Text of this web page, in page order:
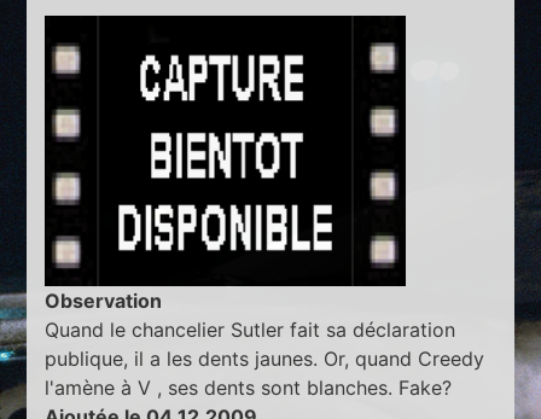
Observation
Quand le chancelier Sutler fait sa déclaration
publique, il a les dents jaunes. Or, quand Creedy
l'amène à V , ses dents sont blanches. Fake?